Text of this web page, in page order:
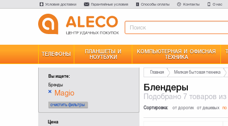
Условия доставки Гарантийные условия Способы оплаты Контакты О нас
ТЕЛЕФОНЫ
ПЛАНШЕТЫ И
НОУТБУКИ
КОМПЬЮТЕРНАЯ И ОФИСНАЯ
ТЕХНИКА
Вы ищете:
Бренды
Magio
очистить фильтры
Цена
Главная Мелкая бытовая техника
Блендеры
Подобрано7 товаров
Сортировка: от дорогих от дешевых по